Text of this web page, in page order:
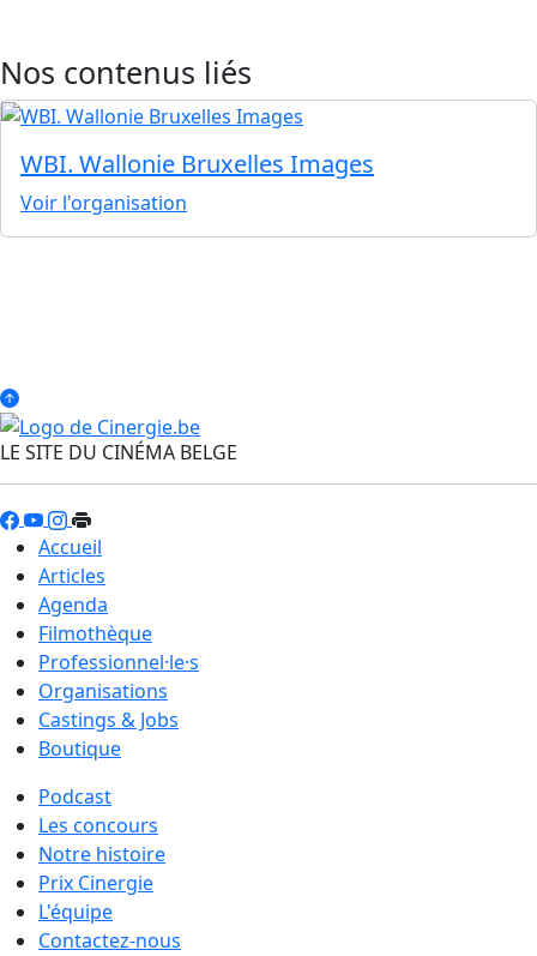
Nos contenus liés
WBI. Wallonie Bruxelles Images
Voir l'organisation
LE SITE DU CINÉMA BELGE
Accueil
Articles
Agenda
Filmothèque
Professionnel·le·s
Organisations
Castings & Jobs
Boutique
Podcast
Les concours
Notre histoire
Prix Cinergie
L'équipe
Contactez-nous